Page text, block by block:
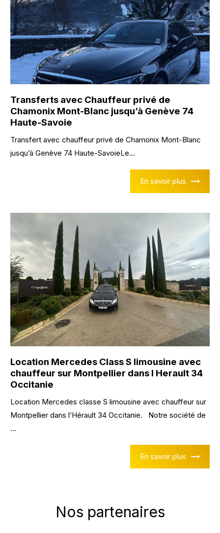
Transferts avec Chauffeur privé de
Chamonix Mont-Blanc jusqu’à Genève 74
Haute-Savoie
Transfert avec chauffeur privé de Chamonix Mont-Blanc
jusqu’à Genève 74 Haute-SavoieLe...
En savoir plus
Location Mercedes Class S limousine avec
chauffeur sur Montpellier dans l Herault 34
Occitanie
Location Mercedes classe S limousine avec chauffeur sur
Montpellier dans l’Hérault 34 Occitanie. Notre société de
...
En savoir plus
Nos partenaires